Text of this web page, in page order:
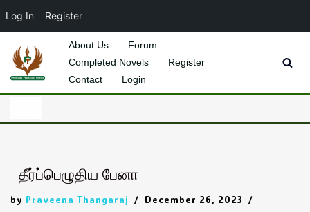
Log In Register
Skip
About Us
Forum
Completed Novels
Register
Contact
Login
தீர்ப்பெழுதிய பேனா
by Praveena Thangaraj
December 26, 2023